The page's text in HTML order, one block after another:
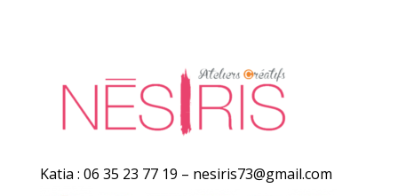
Katia : 06 35 23 77 19 – nesiris73@gmail.com